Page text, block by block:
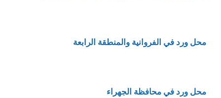
محل ورد في الفروانية والمنطقة الرابعة
محل ورد في محافظة الجهراء